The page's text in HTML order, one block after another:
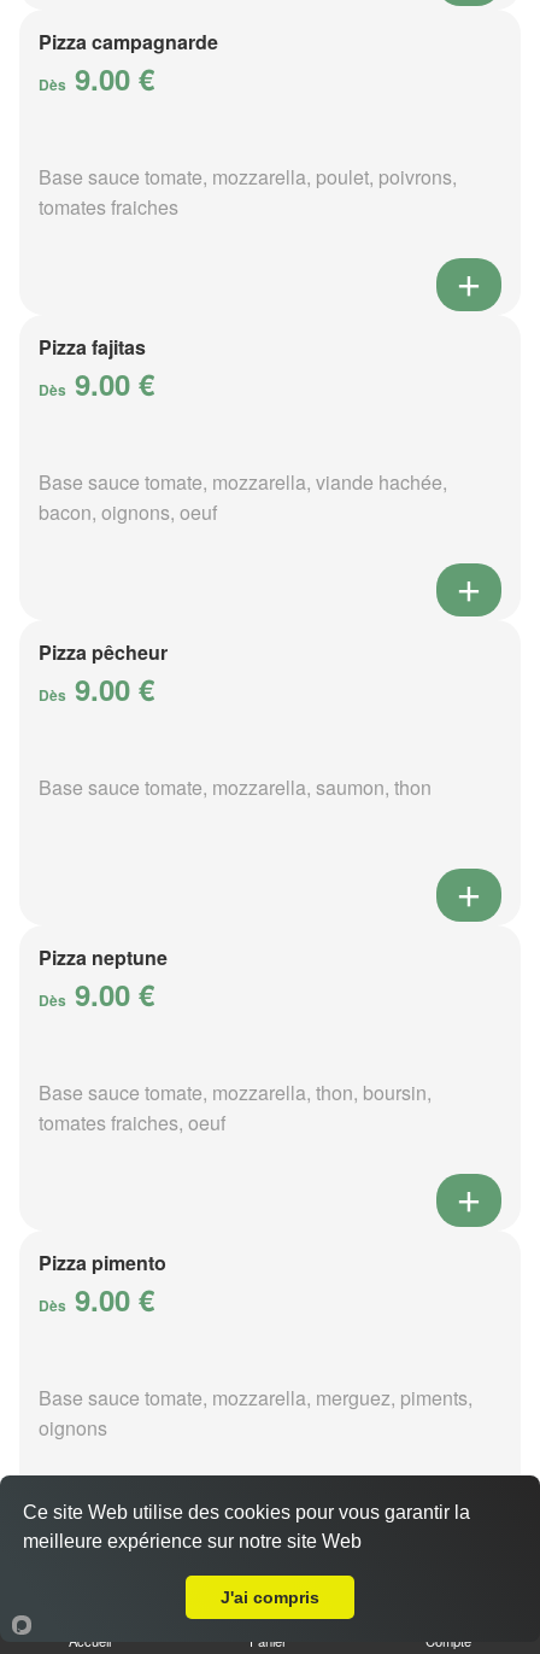
Pizza campagnarde
Dès 9.00 €
Base sauce tomate, mozzarella, poulet, poivrons,
tomates fraiches
Pizza fajitas
Dès 9.00 €
Base sauce tomate, mozzarella, viande hachée,
bacon, oignons, oeuf
Pizza pêcheur
Dès 9.00 €
Base sauce tomate, mozzarella, saumon, thon
Pizza neptune
Dès 9.00 €
Base sauce tomate, mozzarella, thon, boursin,
tomates fraiches, oeuf
Pizza pimento
Dès 9.00 €
Base sauce tomate, mozzarella, merguez, piments,
oignons
Accueil Panier Compte
Ce site Web utilise des cookies pour vous garantir la
meilleure expérience sur notre site Web
J'ai compris